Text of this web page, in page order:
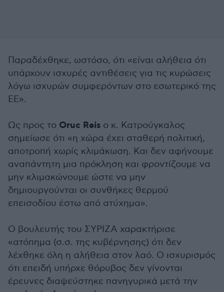
Παραδέχθηκε, ωστόσο, ότι «είναι αλήθεια ότι
υπάρχουν ισχυρές αντιθέσεις για τις κυρώσεις
λόγω ισχυρών συμφερόντων στο εσωτερικό της
ΕΕ».
Ως προς το Oruc Reis ο κ. Κατρούγκαλος
σημείωσε ότι «η χώρα έχει σταθερή πολιτική,
αποτροπή χωρίς κλιμάκωση. Και δεν αφήνουμε
αναπάντητη μια πρόκληση και φροντίζουμε να
μην κλιμακώνουμε ώστε να μην
δημιουργούνται οι συνθήκες θερμού
επεισοδίου έστω από ατύχημα».
Ο βουλευτής του ΣΥΡΙΖΑ χαρακτήρισε
«ατόπημα (σ.σ. της κυβέρνησης) ότι δεν
λέχθηκε όλη η αλήθεια στον λαό. Ο ισχυρισμός
ότι επειδή υπήρχε θόρυβος δεν γίνονται
έρευνες διαψεύστηκε πανηγυρικά μετά την